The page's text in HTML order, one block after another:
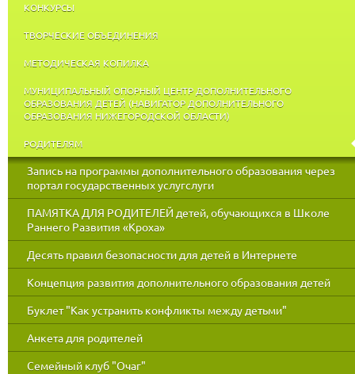
КОНКУРСЫ
ТВОРЧЕСКИЕ ОБЪЕДИНЕНИЯ
МЕТОДИЧЕСКАЯ КОПИЛКА
МУНИЦИПАЛЬНЫЙ ОПОРНЫЙ ЦЕНТР ДОПОЛНИТЕЛЬНОГО
ОБРАЗОВАНИЯ ДЕТЕЙ (НАВИГАТОР ДОПОЛНИТЕЛЬНОГО
ОБРАЗОВАНИЯ НИЖЕГОРОДСКОЙ ОБЛАСТИ)
РОДИТЕЛЯМ
Запись на программы дополнительного образования через
портал государственных услугслуги
ПАМЯТКА ДЛЯ РОДИТЕЛЕЙ детей, обучающихся в Школе
Раннего Развития «Кроха»
Десять правил безопасности для детей в Интернете
Концепция развития дополнительного образования детей
Буклет "Как устранить конфликты между детьми"
Анкета для родителей
Семейный клуб "Очаг"